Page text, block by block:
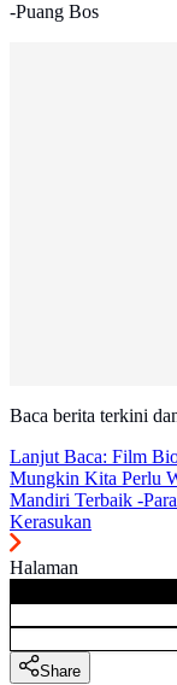
-Puang Bos
Baca berita terkini
Lanjut Baca: Film
Mungkin Kita Perlu
Mandiri Terbaik -
Kerasukan
Halaman
Share